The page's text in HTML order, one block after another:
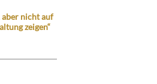
aber nicht auf
zeigen“